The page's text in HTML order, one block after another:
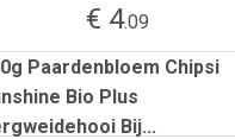
€ 4.09
Paardenbloem Chipsi
Bio Plus
Bij...